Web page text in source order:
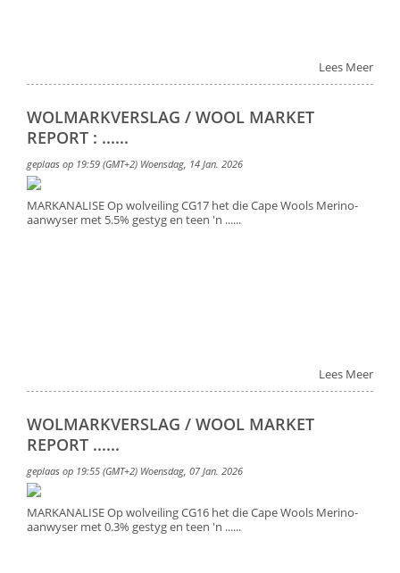
Lees Meer
WOLMARKVERSLAG / WOOL MARKET
REPORT : ......
geplaas op 19:59 (GMT+2) Woensdag, 14 Jan. 2026
MARKANALISE Op wolveiling CG17 het die Cape Wools Merino-
aanwyser met 5.5% gestyg en teen 'n ......
Lees Meer
WOLMARKVERSLAG / WOOL MARKET
REPORT ......
geplaas op 19:55 (GMT+2) Woensdag, 07 Jan. 2026
MARKANALISE Op wolveiling CG16 het die Cape Wools Merino-
aanwyser met 0.3% gestyg en teen 'n ......